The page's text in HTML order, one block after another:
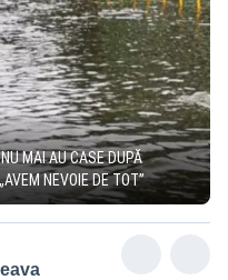
MAI AU CASE DUPĂ
NEVOIE DE TOT”